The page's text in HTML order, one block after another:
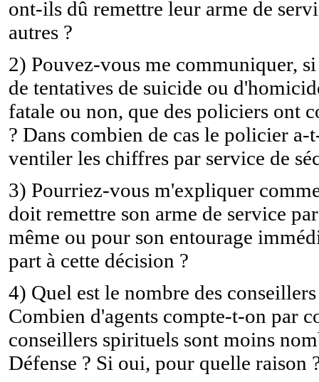
ont-ils dû remettre leur arme de
autres ?
2) Pouvez-vous me communiquer,
de tentatives de suicide ou
fatale ou non, que des policiers ont
? Dans combien de cas le policier
ventiler les chiffres par service de
3) Pourriez-vous m'expliquer
doit remettre son arme de service
même ou pour son entourage
part à cette décision ?
4) Quel est le nombre des
Combien d'agents compte-t-on par
conseillers spirituels sont moins
Défense ? Si oui, pour quelle raison